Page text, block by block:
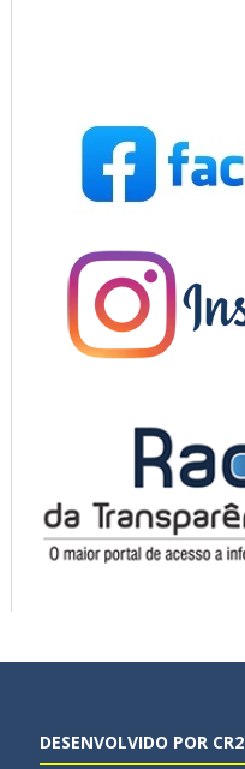
DESENVOLVIDO POR CR2